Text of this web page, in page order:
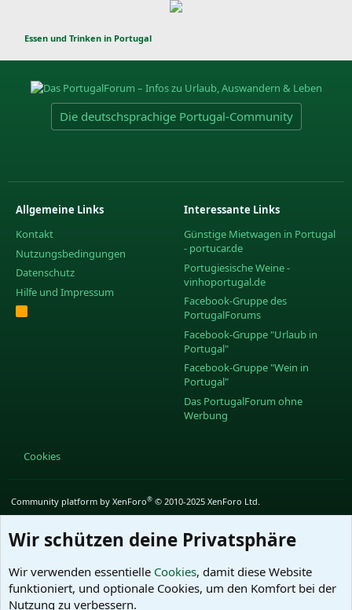
Essen und Trinken in Portugal
Die deutschsprachige Portugal-Community
Allgemeine Links
Kontakt
Nutzungsbedingungen
Datenschutz
Hilfe und Impressum
R
Interessante Links
Günstige Mietwagen in Portugal
- portucar.de
Portugiesische Weine -
vinhoportugal.de
Facebook-Gruppe des
PortugalForums
Facebook-Gruppe "Urlaub in
Portugal"
Facebook-Gruppe "Wein in
Portugal"
Das PortugalForum ohne
Werbung
Cookies
Community platform by XenForo® © 2010-2025 XenForo Ltd.
Wir schützen deine Privatsphäre
Wir verwenden essentielle Cookies, damit diese Website
funktioniert, und optionale Cookies, um den Komfort bei der
Nutzung zu verbessern.